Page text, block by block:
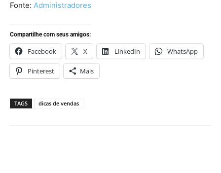
Fonte: Administradores
Compartilhe com seus amigos:
Facebook X LinkedIn WhatsApp
Pinterest Mais
TAGS dicas de vendas